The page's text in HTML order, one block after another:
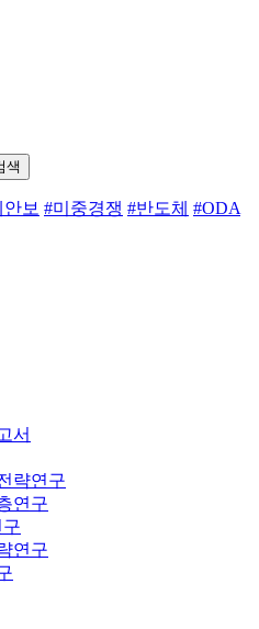
색
보 #미중경쟁 #반도체 #ODA
서
략연구
연구
연구